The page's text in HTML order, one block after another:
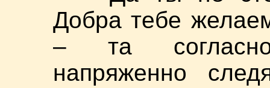
Добра тебе
– та
напряженно